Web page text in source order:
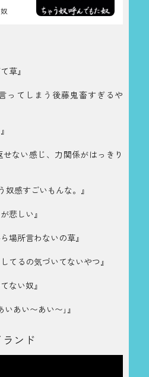
草』
ってしまう後藤鬼畜すぎるや
せない感じ、力関係がはっきり
奴感すごいもんな。』
悲しい』
場所言わないの草』
てるの気づいてないやつ』
ない奴』
いあい〜あい〜｣』
ンド